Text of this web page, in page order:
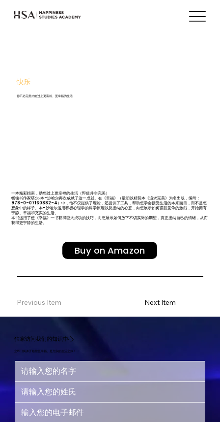
快乐
你不必完美才能过上更富裕、更幸福的生活
一本精彩指南，助您过上更幸福的生活（即使并非完美）
畅销书作家塔尔·本-沙哈尔再次成就了这一成就。在《幸福》（最初以精装本《追求完美》为名出版，编号：
978-0-07160882-4）中，他不仅提供了理论，还提供了工具，帮助您学会接受生活的本来面目，而不是您
想象中的样子。本-沙哈尔运用积极心理学的科学原理以及接纳的心态，向您展示如何摆脱竞争的激烈，开始拥有
宁静、幸福和充实的生活。
本书运用了使《幸福》一书获得巨大成功的技巧，向您展示如何放下不切实际的期望，真正接纳自己的情绪，从而
获得更宁静的生活。
Buy on Amazon
Previous Item Next Item
独家访问我们的知识中心
立即订阅并开始您更幸福、更充实的生活之旅！